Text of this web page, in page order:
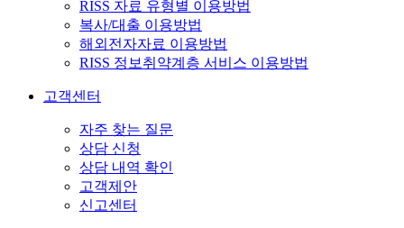
RISS 자료 유형별 이용방법
복사/대출 이용방법
해외전자자료 이용방법
RISS 정보취약계층 서비스 이용방법
고객센터
자주 찾는 질문
상담 신청
상담 내역 확인
고객제안
신고센터